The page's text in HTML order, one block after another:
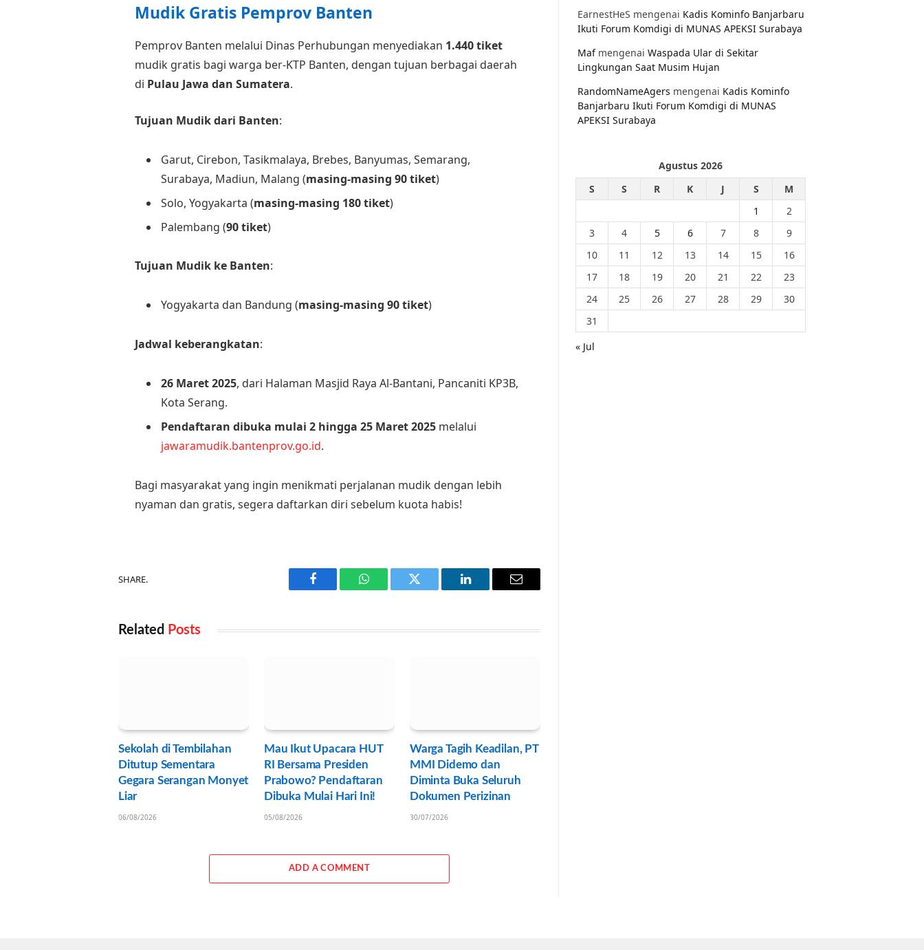
Mudik Gratis Pemprov Banten
Pemprov Banten melalui Dinas Perhubungan menyediakan 1.440 tiket
mudik gratis bagi warga ber-KTP Banten, dengan tujuan berbagai daerah
di Pulau Jawa dan Sumatera.
Tujuan Mudik dari Banten:
Garut, Cirebon, Tasikmalaya, Brebes, Banyumas, Semarang,
Surabaya, Madiun, Malang (masing-masing 90 tiket)
Solo, Yogyakarta (masing-masing 180 tiket)
Palembang (90 tiket)
Tujuan Mudik ke Banten:
Yogyakarta dan Bandung (masing-masing 90 tiket)
Jadwal keberangkatan:
26 Maret 2025, dari Halaman Masjid Raya Al-Bantani, Pancaniti KP3B,
Kota Serang.
Pendaftaran dibuka mulai 2 hingga 25 Maret 2025 melalui
jawaramudik.bantenprov.go.id.
Bagi masyarakat yang ingin menikmati perjalanan mudik dengan lebih
nyaman dan gratis, segera daftarkan diri sebelum kuota habis!
SHARE.
Facebook WhatsAppTwitter LinkedIn Email
Related Posts
Sekolah di Tembilahan
Ditutup Sementara
Gegara Serangan Monyet
Liar
06/08/2026
Mau Ikut Upacara HUT
RI Bersama Presiden
Prabowo? Pendaftaran
Dibuka Mulai Hari Ini!
05/08/2026
Warga Tagih Keadilan, PT
MMI Didemo dan
Diminta Buka Seluruh
Dokumen Perizinan
30/07/2026
ADD A COMMENT
EarnestHeS mengenai Kadis Kominfo Banjarbaru
Ikuti Forum Komdigi di MUNAS APEKSI Surabaya
Mafmengenai Waspada Ular di Sekitar
Lingkungan Saat Musim Hujan
RandomNameAgers mengenai Kadis Kominfo
Banjarbaru Ikuti Forum Komdigi di MUNAS
APEKSI Surabaya
Agustus 2026
S
S R K J S
M
1
2
3
4 5 6 7 8
9
10
11 12 13 14 15
16
17
18 19 20 21 22
23
24
25 26 27 28 29
30
31
« Jul